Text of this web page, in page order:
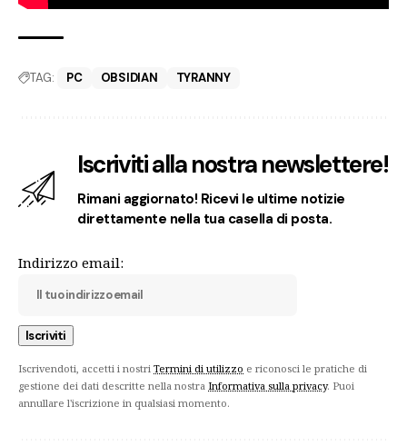
TAG: PC OBSIDIAN TYRANNY
Iscriviti alla nostra newslettere!
Rimani aggiornato! Ricevi le ultime notizie
direttamente nella tua casella di posta.
Indirizzo email:
Iscrivendoti, accetti i nostri Termini di utilizzo e riconosci le pratiche di
gestione dei dati descritte nella nostra Informativa sulla privacy. Puoi
annullare l'iscrizione in qualsiasi momento.